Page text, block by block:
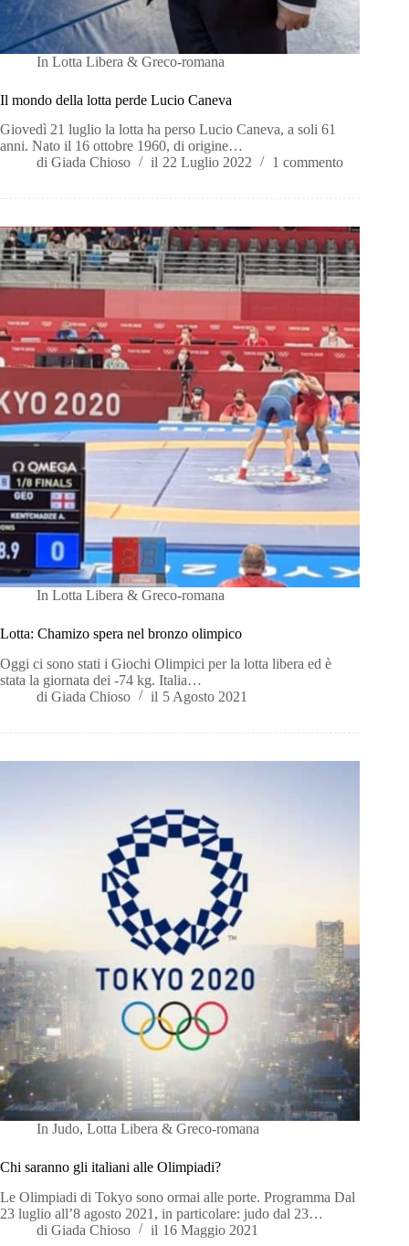
In Lotta Libera & Greco-romana
Il mondo della lotta perde Lucio Caneva
Giovedì 21 luglio la lotta ha perso Lucio Caneva, a soli 61
anni. Nato il 16 ottobre 1960, di origine…
di Giada Chioso il 22 Luglio 2022 1 commento
In Lotta Libera & Greco-romana
Lotta: Chamizo spera nel bronzo olimpico
Oggi ci sono stati i Giochi Olimpici per la lotta libera ed è
stata la giornata dei -74 kg. Italia…
di Giada Chioso il 5 Agosto 2021
In Judo,Lotta Libera & Greco-romana
Chi saranno gli italiani alle Olimpiadi?
Le Olimpiadi di Tokyo sono ormai alle porte. Programma Dal
23 luglio all’8 agosto 2021, in particolare: judo dal 23…
di Giada Chioso il 16 Maggio 2021